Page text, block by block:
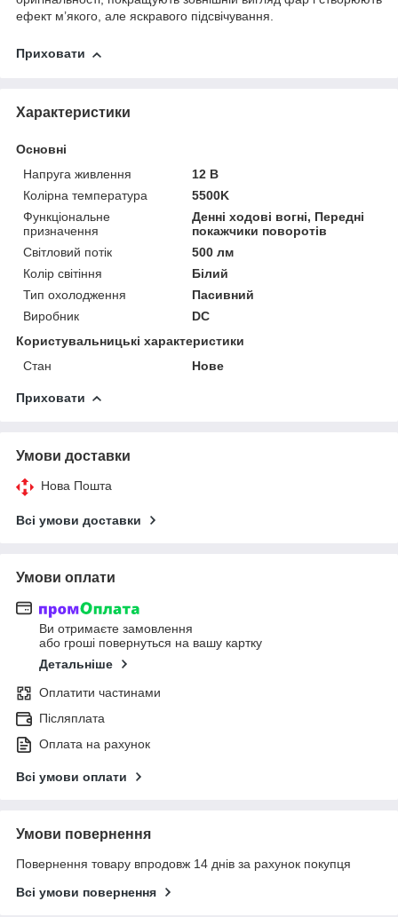
ефект м’якого, але яскравого підсвічування.
Приховати
Характеристики
Основні
Напруга живлення
12 В
Колірна температура
5500K
Функціональне
призначення
Денні ходові вогні, Передні
покажчики поворотів
Світловий потік
500 лм
Колір світіння
Білий
Тип охолодження
Пасивний
Виробник
DC
Користувальницькі характеристики
Стан
Нове
Приховати
Умови доставки
Нова Пошта
Всі умови доставки
Умови оплати
Ви отримаєте замовлення
або гроші повернуться на вашу картку
Детальніше
Оплатити частинами
Післяплата
Оплата на рахунок
Всі умови оплати
Умови повернення
Повернення товару впродовж 14 днів за рахунок покупця
Всі умови повернення